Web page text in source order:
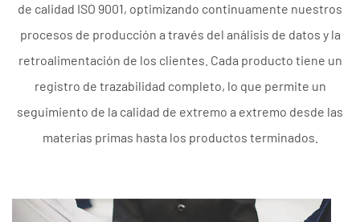
de calidad ISO 9001, optimizando continuamente nuestros
procesos de producción a través del análisis de datos y la
retroalimentación de los clientes. Cada producto tiene un
registro de trazabilidad completo, lo que permite un
seguimiento de la calidad de extremo a extremo desde las
materias primas hasta los productos terminados.